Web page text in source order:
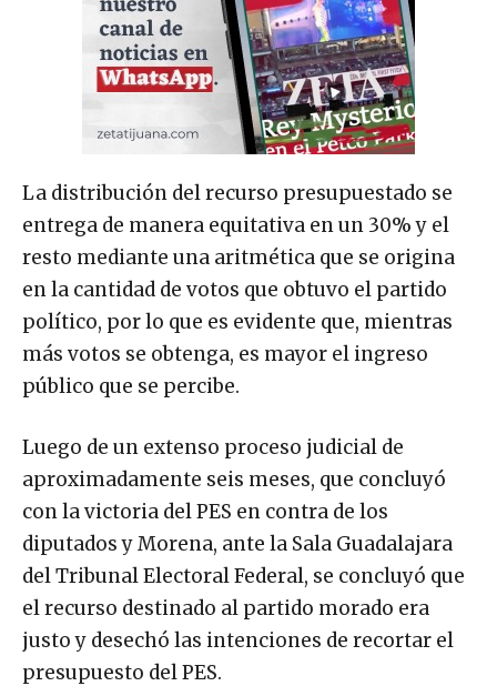
La distribución del recurso presupuestado se
entrega de manera equitativa en un 30% y el
resto mediante una aritmética que se origina
en la cantidad de votos que obtuvo el partido
político, por lo que es evidente que, mientras
más votos se obtenga, es mayor el ingreso
público que se percibe.
Luego de un extenso proceso judicial de
aproximadamente seis meses, que concluyó
con la victoria del PES en contra de los
diputados y Morena, ante la Sala Guadalajara
del Tribunal Electoral Federal, se concluyó que
el recurso destinado al partido morado era
justo y desechó las intenciones de recortar el
presupuesto del PES.